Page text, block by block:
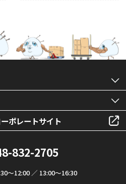
ポレートサイト
832-2705
～12:00 ／ 13:00～16:30